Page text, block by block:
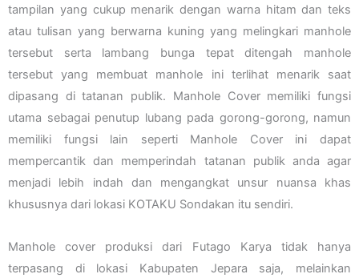
tampilan yang cukup menarik dengan warna hitam dan teks
atau tulisan yang berwarna kuning yang melingkari manhole
tersebut serta lambang bunga tepat ditengah manhole
tersebut yang membuat manhole ini terlihat menarik saat
dipasang di tatanan publik. Manhole Cover memiliki fungsi
utama sebagai penutup lubang pada gorong-gorong, namun
memiliki fungsi lain seperti Manhole Cover ini dapat
mempercantik dan memperindah tatanan publik anda agar
menjadi lebih indah dan mengangkat unsur nuansa khas
khususnya dari lokasi KOTAKU Sondakan itu sendiri.
Manhole cover produksi dari Futago Karya tidak hanya
terpasang di lokasi Kabupaten Jepara saja, melainkan